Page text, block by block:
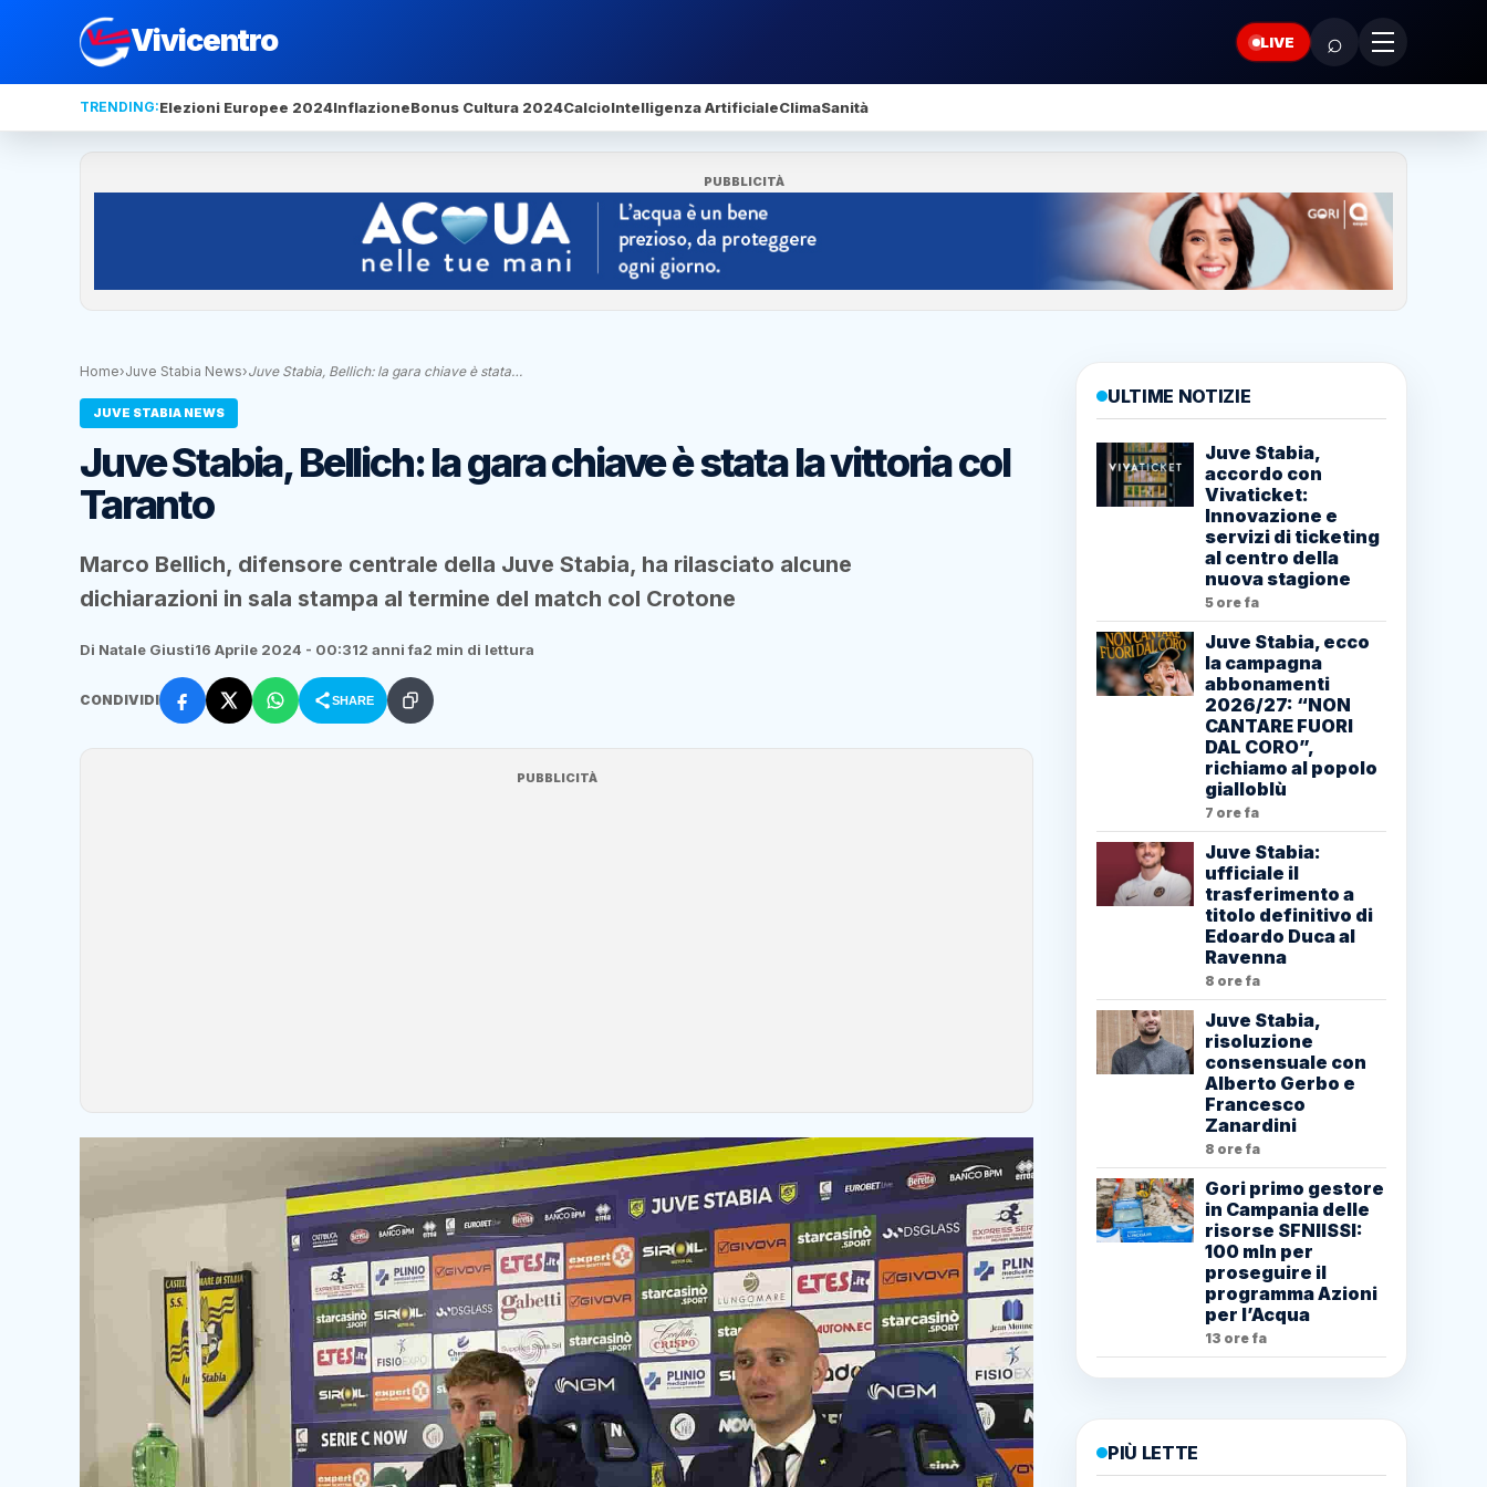
Vivicentro LIVE ⌕
TRENDING:Elezioni Europee 2024InflazioneBonus Cultura 2024CalcioIntelligenza ArtificialeClimaSanità
PUBBLICITÀ
Home›Juve Stabia News›Juve Stabia, Bellich: la gara chiave è stata…
JUVE STABIA NEWS
Juve Stabia, Bellich: la gara chiave è stata la vittoria col
Taranto
Marco Bellich, difensore centrale della Juve Stabia, ha rilasciato alcune
dichiarazioni in sala stampa al termine del match col Crotone
Di Natale Giusti16 Aprile 2024 - 00:312 anni fa2 min di lettura
CONDIVIDI SHARE
PUBBLICITÀ
ULTIME NOTIZIE
Juve Stabia,
accordo con
Vivaticket:
Innovazione e
servizi di ticketing
al centro della
nuova stagione
5 ore fa
Juve Stabia, ecco
la campagna
abbonamenti
2026/27: “NON
CANTARE FUORI
DAL CORO”,
richiamo al popolo
gialloblù
7 ore fa
Juve Stabia:
ufficiale il
trasferimento a
titolo definitivo di
Edoardo Duca al
Ravenna
8 ore fa
Juve Stabia,
risoluzione
consensuale con
Alberto Gerbo e
Francesco
Zanardini
8 ore fa
Gori primo gestore
in Campania delle
risorse SFNIISSI:
100 mln per
proseguire il
programma Azioni
per l’Acqua
13 ore fa
PIÙ LETTE